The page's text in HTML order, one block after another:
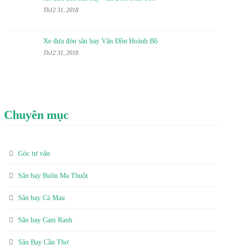
Th12 31, 2018
Xe đưa đón sân bay Vân Đồn Hoành Bồ
Th12 31, 2018
Chuyên mục
Góc tư vấn
Sân bay Buôn Ma Thuột
Sân bay Cà Mau
Sân bay Cam Ranh
Sân Bay Cần Thơ